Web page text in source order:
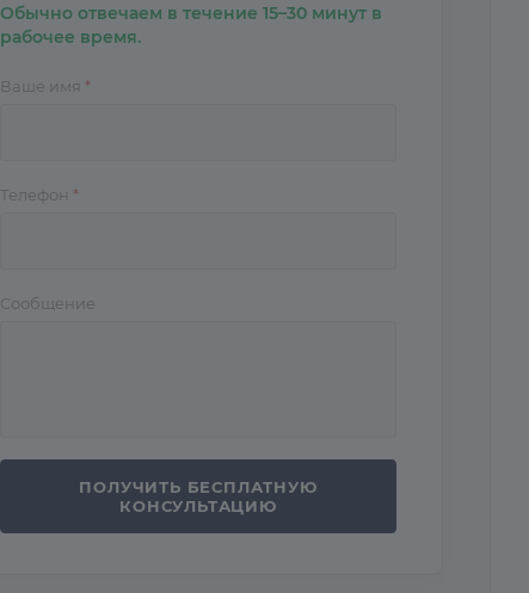
Обычно отвечаем в течение 15–30 минут в
рабочее время.
Ваше имя *
Телефон *
Сообщение